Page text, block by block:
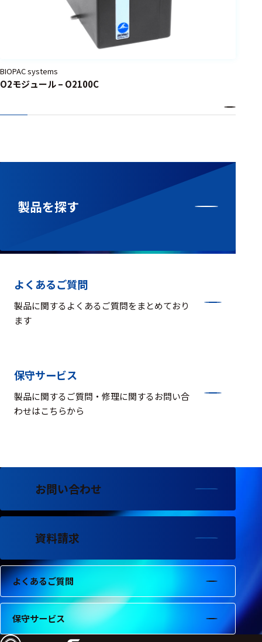
BIOPAC systems
O2モジュール – O2100C
製品を探す
よくあるご質問
製品に関するよくあるご質問をまとめており
ます
保守サービス
製品に関するご質問・修理に関するお問い合
わせはこちらから
お問い合わせ
資料請求
よくあるご質問
保守サービス